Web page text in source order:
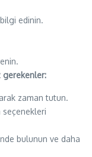
edinin.
gerekenler:
zaman tutun.
bulunun ve daha